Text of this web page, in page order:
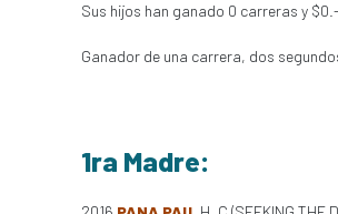
Sus hijos han ganado 0 carreras y $0.-
Ganador de una carrera, dos
1ra Madre: